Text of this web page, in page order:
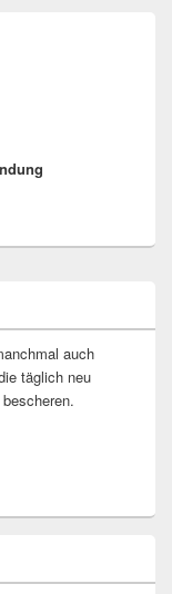
auch
täglich neu